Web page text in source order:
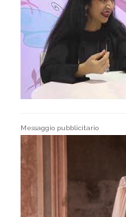
Messaggio pubblicitario